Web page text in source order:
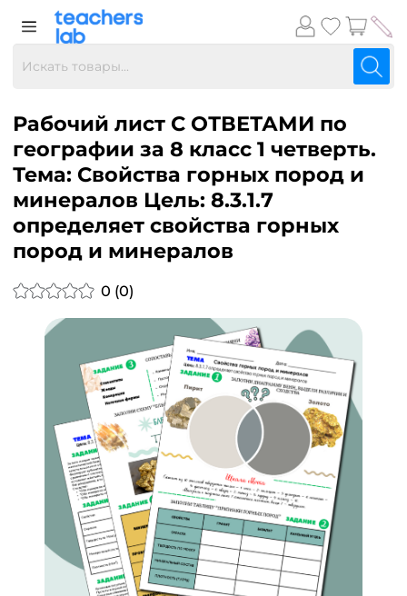
Рабочий лист С ОТВЕТАМИ по
географии за 8 класс 1 четверть.
Тема: Свойства горных пород и
минералов Цель: 8.3.1.7
определяет свойства горных
пород и минералов
0 (0)